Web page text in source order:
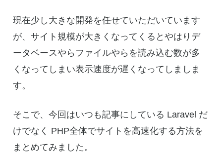
現在少し大きな開発を任せていただいています
が、サイト規模が大きくなってくるとやはりデ
ータベースやらファイルやらを読み込む数が多
くなってしまい表示速度が遅くなってしましま
す。
そこで、今回はいつも記事にしている Laravel だ
けでなく PHP全体でサイトを高速化する方法を
まとめてみました。